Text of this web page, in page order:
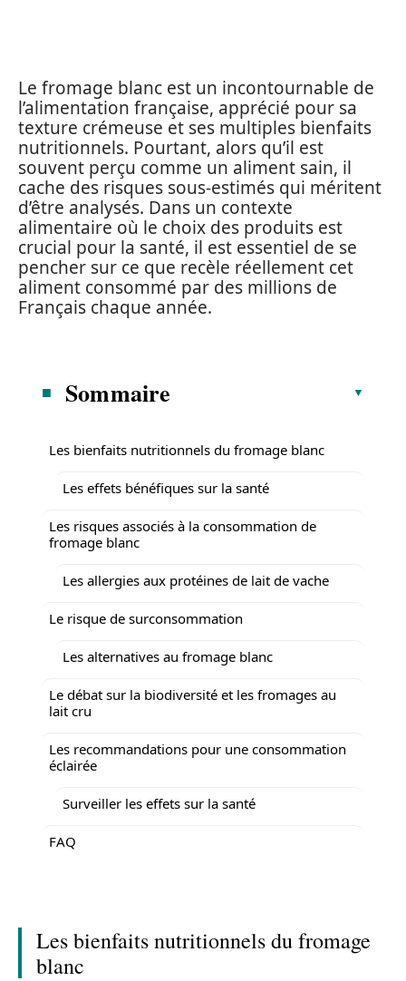
Le fromage blanc est un incontournable de
l’alimentation française, apprécié pour sa
texture crémeuse et ses multiples bienfaits
nutritionnels. Pourtant, alors qu’il est
souvent perçu comme un aliment sain, il
cache des risques sous-estimés qui méritent
d’être analysés. Dans un contexte
alimentaire où le choix des produits est
crucial pour la santé, il est essentiel de se
pencher sur ce que recèle réellement cet
aliment consommé par des millions de
Français chaque année.
Sommaire
Les bienfaits nutritionnels du fromage blanc
Les effets bénéfiques sur la santé
Les risques associés à la consommation de
fromage blanc
Les allergies aux protéines de lait de vache
Le risque de surconsommation
Les alternatives au fromage blanc
Le débat sur la biodiversité et les fromages au
lait cru
Les recommandations pour une consommation
éclairée
Surveiller les effets sur la santé
FAQ
Les bienfaits nutritionnels du fromage
blanc